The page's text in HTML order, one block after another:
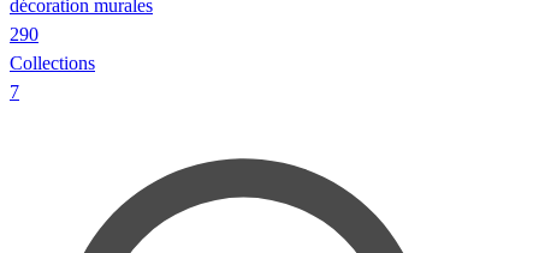
décoration murales
290
Collections
7